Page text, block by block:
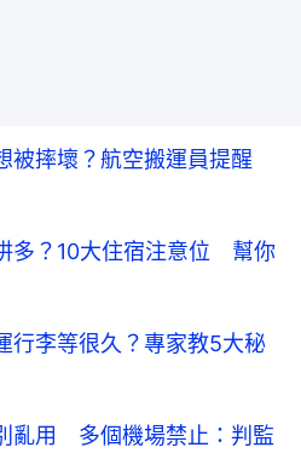
被摔壞？航空搬運員提醒
多？10大住宿注意位 幫你
行李等很久？專家教5大秘
亂用 多個機場禁止：判監